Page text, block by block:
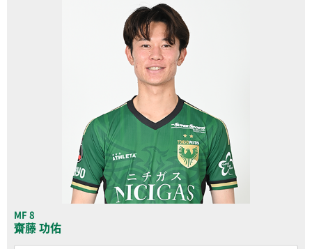
MF 8
齋藤 功佑